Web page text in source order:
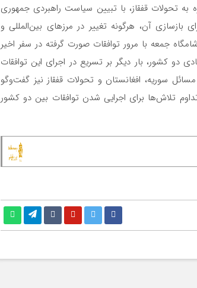
به تحولات قفقاز، با تبیین سیاست راهبردی جمهوری
بازسازی آن، هرگونه تغییر در مرزهای بین‌المللی و
جمعه با مرور توافقات صورت گرفته در سفر اخیر
دو کشور، بار دیگر بر تسریع در اجرای این توافقات
سوریه، افغانستان و تحولات قفقاز نیز گفت‌وگو
تلاش‌‌‌ها برای اجرایی شدن توافقات بین دو کشور